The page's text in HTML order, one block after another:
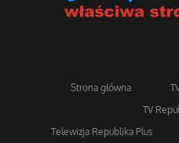
Strona główna
TV
Telewizja Republika Plus